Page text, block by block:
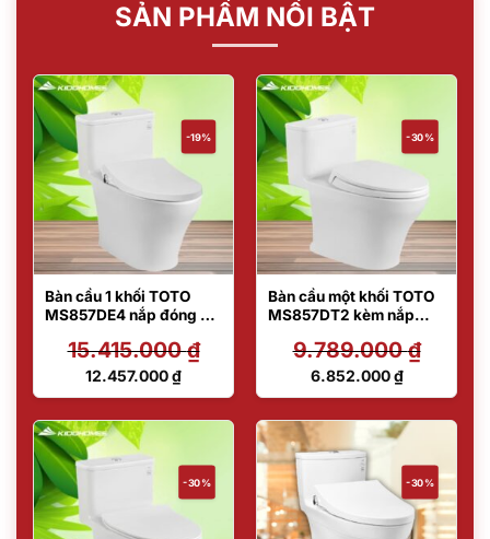
SẢN PHẨM NỔI BẬT
-19%
Bàn cầu 1 khối TOTO
MS857DE4 nắp đóng êm
TCW1211A
15.415.000₫
Giá
15.415.000 ₫.
12.457.000₫
Giá
tại
là:
12.457.000 ₫.
-30%
Bàn cầu một khối TOTO
MS857DT2 kèm nắp
9.789.000₫
Giá
9.789.000 ₫.
6.852.000₫
Giá
là:
6.852.000 ₫.
-30% -30%